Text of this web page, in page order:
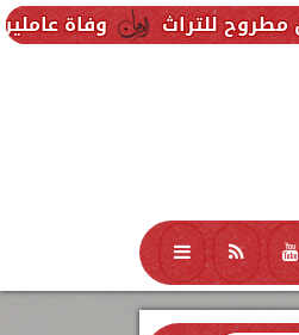
وفاة عاملين متأثرين
منوعات محافظات